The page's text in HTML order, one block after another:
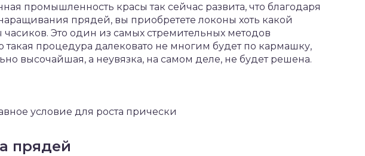
промышленность красы так сейчас развита, что благодаря
прядей, вы приобретете локоны хоть какой
Это один из самых стремительных методов
процедура далековато не многим будет по кармашку,
высочайшая, а неувязка, на самом деле, не будет решена.
условие для роста прически
прядей